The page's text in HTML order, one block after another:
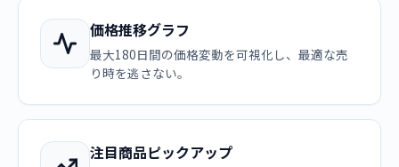
価格推移グラフ
最大180日間の価格変動を可視化し、最適な売
り時を逃さない。
注目商品ピックアップ